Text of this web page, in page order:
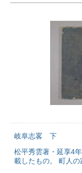
岐阜志畧 下
松平秀雲著・延享4
載したもの。 町人の